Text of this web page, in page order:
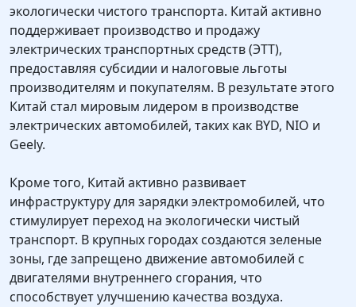
экологически чистого транспорта. Китай активно
поддерживает производство и продажу
электрических транспортных средств (ЭТТ),
предоставляя субсидии и налоговые льготы
производителям и покупателям. В результате этого
Китай стал мировым лидером в производстве
электрических автомобилей, таких как BYD, NIO и
Geely.
Кроме того, Китай активно развивает
инфраструктуру для зарядки электромобилей, что
стимулирует переход на экологически чистый
транспорт. В крупных городах создаются зеленые
зоны, где запрещено движение автомобилей с
двигателями внутреннего сгорания, что
способствует улучшению качества воздуха.